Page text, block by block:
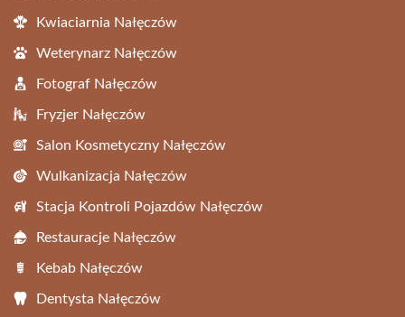
Kwiaciarnia Nałęczów
Weterynarz Nałęczów
Fotograf Nałęczów
Fryzjer Nałęczów
Salon Kosmetyczny Nałęczów
Wulkanizacja Nałęczów
Stacja Kontroli Pojazdów Nałęczów
Restauracje Nałęczów
Kebab Nałęczów
Dentysta Nałęczów